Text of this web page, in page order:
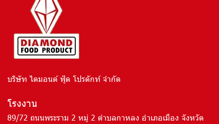
บริษัท ไดมอนด์ ฟู้ด โปรดักท์ จำกัด
โรงงาน
89/72 ถนนพระราม 2 หมู่ 2 ตำบลกาหลง อำเภอเมือง จังหวัด